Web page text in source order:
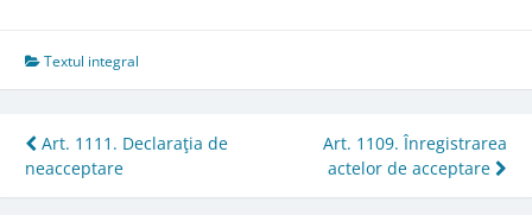
Textul integral
Post
navigation
Art. 1111. Declaraţia de
neacceptare
Art. 1109. Înregistrarea
actelor de acceptare